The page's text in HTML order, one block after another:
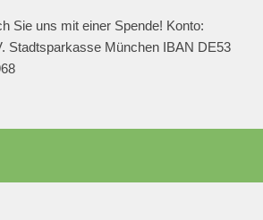
Sie uns mit einer Spende! Konto:
Stadtsparkasse München IBAN DE53